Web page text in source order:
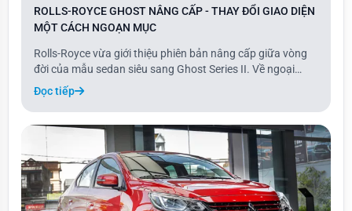
ROLLS-ROYCE GHOST NÂNG CẤP - THAY ĐỔI GIAO DIỆN
MỘT CÁCH NGOẠN MỤC
Rolls-Royce vừa giới thiệu phiên bản nâng cấp giữa vòng
đời của mẫu sedan siêu sang Ghost Series II. Về ngoại
thất, xe có một số thay đổi nhẹ với thiết kế đầu xe hiện đại
hơn, tương tự phong cách của Phantom và Cullinan.
Đọc tiếp